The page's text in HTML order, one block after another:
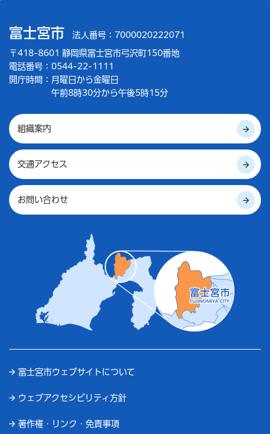
富士宮市 法人番号：7000020222071
〒418-8601 静岡県富士宮市弓沢町150番地
電話番号：0544-22-1111
開庁時間： 月曜日から金曜日
午前8時30分から午後5時15分
組織案内
交通アクセス
お問い合わせ
富士宮市ウェブサイトについて
ウェブアクセシビリティ方針
著作権・リンク・免責事項